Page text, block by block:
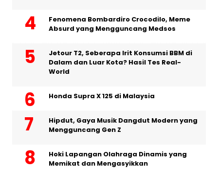
Fenomena Bombardiro Crocodilo, Meme
Absurd yang Mengguncang Medsos
Jetour T2, Seberapa Irit Konsumsi BBM di
Dalam dan Luar Kota? Hasil Tes Real-
World
Honda Supra X 125 di Malaysia
Hipdut, Gaya Musik Dangdut Modern yang
Mengguncang Gen Z
Hoki Lapangan Olahraga Dinamis yang
Memikat dan Mengasyikkan